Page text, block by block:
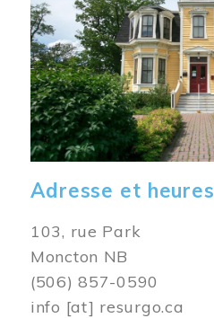
Adresse et heures
103, rue Park
Moncton NB
(506) 857-0590
info [at] resurgo.ca